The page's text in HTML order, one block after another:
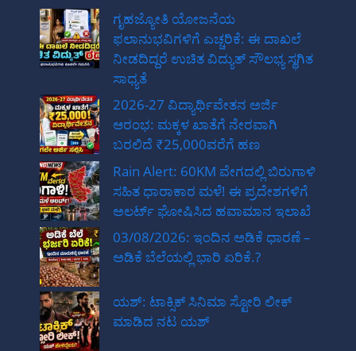
ಗೃಹಜ್ಯೋತಿ ಯೋಜನೆಯ
ಫಲಾನುಭವಿಗಳಿಗೆ ಎಚ್ಚರಿಕೆ: ಈ ದಾಖಲೆ
ನೀಡದಿದ್ದರೆ ಉಚಿತ ವಿದ್ಯುತ್ ಸೌಲಭ್ಯ ಸ್ಥಗಿತ
ಸಾಧ್ಯತೆ
2026-27 ವಿದ್ಯಾರ್ಥಿವೇತನ ಅರ್ಜಿ
ಆರಂಭ: ಮಕ್ಕಳ ಖಾತೆಗೆ ನೇರವಾಗಿ
ಬರಲಿದೆ ₹25,000ವರೆಗೆ ಹಣ
Rain Alert: 60KM ವೇಗದಲ್ಲಿ ಬಿರುಗಾಳಿ
ಸಹಿತ ಧಾರಾಕಾರ ಮಳೆ! ಈ ಪ್ರದೇಶಗಳಿಗೆ
ಅಲರ್ಟ್ ಘೋಷಿಸಿದ ಹವಾಮಾನ ಇಲಾಖೆ
03/08/2026: ಇಂದಿನ ಅಡಿಕೆ ಧಾರಣೆ –
ಅಡಿಕೆ ಬೆಲೆಯಲ್ಲಿ ಭಾರಿ ಏರಿಕೆ.?
ಯಶ್: ಟಾಕ್ಸಿಕ್ ಸಿನಿಮಾ ಸ್ಟೋರಿ ಲೀಕ್
ಮಾಡಿದ ನಟ‌ ಯಶ್